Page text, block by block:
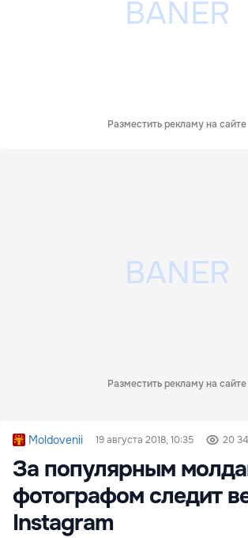
Разместить рекламу на сайте
Разместить рекламу на сайте
Moldovenii 19 августа 2018, 10:35 20
За популярным
фотографом следит
Instagram